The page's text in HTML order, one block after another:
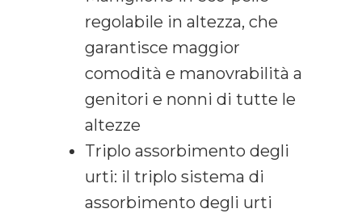
regolabile in altezza, che
garantisce maggior
comodità e manovrabilità a
genitori e nonni di tutte le
altezze
Triplo assorbimento degli
urti: il triplo sistema di
assorbimento degli urti